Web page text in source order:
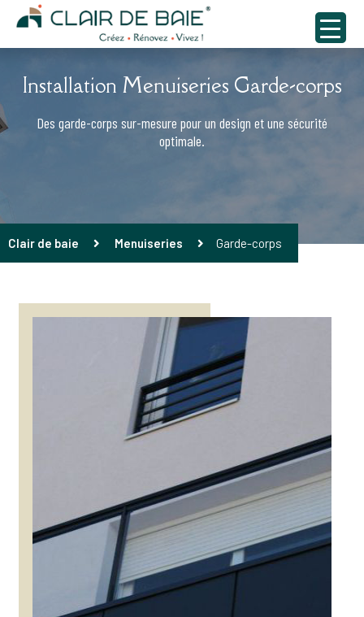
Installation Menuiseries Garde-corps
Des garde-corps sur-mesure pour un design et une sécurité
optimale.
Clair de baie Menuiseries Garde-corps